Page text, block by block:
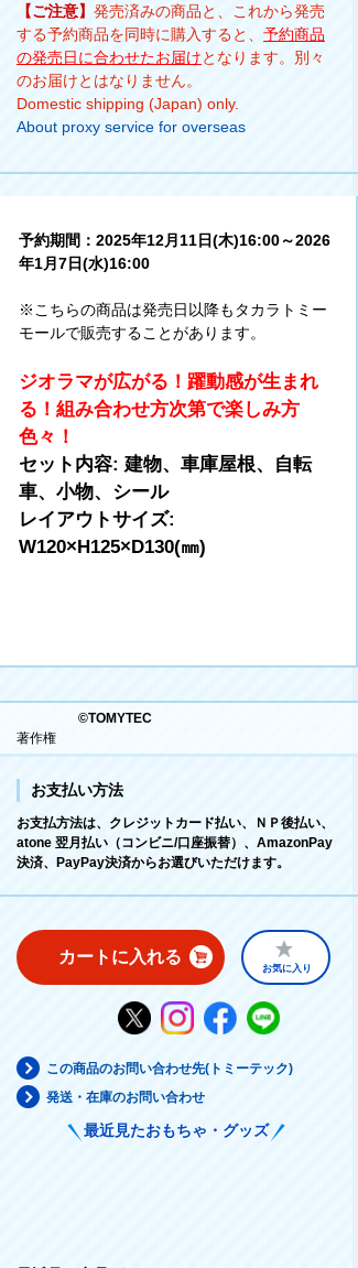
【ご注意】 発売済みの商品と、これから発売
する予約商品を同時に購入すると、 予約商品
の発売日に合わせたお届けとなります。別々
のお届けとはなりません。
Domestic shipping (Japan) only.
About proxy service for overseas
予約期間：2025年12月11日(木)16:00～2026
年1月7日(水)16:00
※こちらの商品は発売日以降もタカラトミー
モールで販売することがあります。
ジオラマが広がる！躍動感が生まれ
る！組み合わせ方次第で楽しみ方
色々！
セット内容: 建物、車庫屋根、自転
車、小物、シール
レイアウトサイズ:
W120×H125×D130(㎜)
著作権
©TOMYTEC
お支払い方法
お支払方法は、クレジットカード払い、ＮＰ後払い、
atone 翌月払い（コンビニ/口座振替）、AmazonPay
決済、PayPay決済からお選びいただけます。
カートに入れる
お気に入り
この商品のお問い合わせ先(トミーテック)
発送・在庫のお問い合わせ
最近見たおもちゃ・グッズ